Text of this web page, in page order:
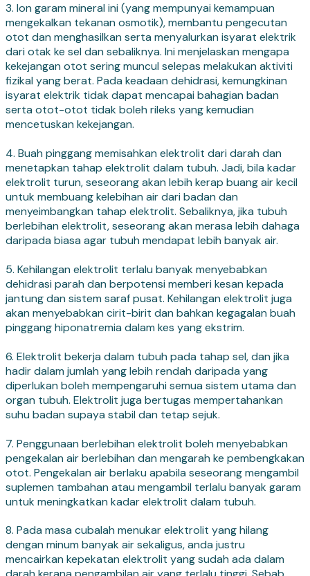
3. Ion garam mineral ini (yang mempunyai kemampuan
mengekalkan tekanan osmotik), membantu pengecutan
otot dan menghasilkan serta menyalurkan isyarat elektrik
dari otak ke sel dan sebaliknya. Ini menjelaskan mengapa
kekejangan otot sering muncul selepas melakukan aktiviti
fizikal yang berat. Pada keadaan dehidrasi, kemungkinan
isyarat elektrik tidak dapat mencapai bahagian badan
serta otot-otot tidak boleh rileks yang kemudian
mencetuskan kekejangan.
4. Buah pinggang memisahkan elektrolit dari darah dan
menetapkan tahap elektrolit dalam tubuh. Jadi, bila kadar
elektrolit turun, seseorang akan lebih kerap buang air kecil
untuk membuang kelebihan air dari badan dan
menyeimbangkan tahap elektrolit. Sebaliknya, jika tubuh
berlebihan elektrolit, seseorang akan merasa lebih dahaga
daripada biasa agar tubuh mendapat lebih banyak air.
5. Kehilangan elektrolit terlalu banyak menyebabkan
dehidrasi parah dan berpotensi memberi kesan kepada
jantung dan sistem saraf pusat. Kehilangan elektrolit juga
akan menyebabkan cirit-birit dan bahkan kegagalan buah
pinggang hiponatremia dalam kes yang ekstrim.
6. Elektrolit bekerja dalam tubuh pada tahap sel, dan jika
hadir dalam jumlah yang lebih rendah daripada yang
diperlukan boleh mempengaruhi semua sistem utama dan
organ tubuh. Elektrolit juga bertugas mempertahankan
suhu badan supaya stabil dan tetap sejuk.
7. Penggunaan berlebihan elektrolit boleh menyebabkan
pengekalan air berlebihan dan mengarah ke pembengkakan
otot. Pengekalan air berlaku apabila seseorang mengambil
suplemen tambahan atau mengambil terlalu banyak garam
untuk meningkatkan kadar elektrolit dalam tubuh.
8. Pada masa cubalah menukar elektrolit yang hilang
dengan minum banyak air sekaligus, anda justru
mencairkan kepekatan elektrolit yang sudah ada dalam